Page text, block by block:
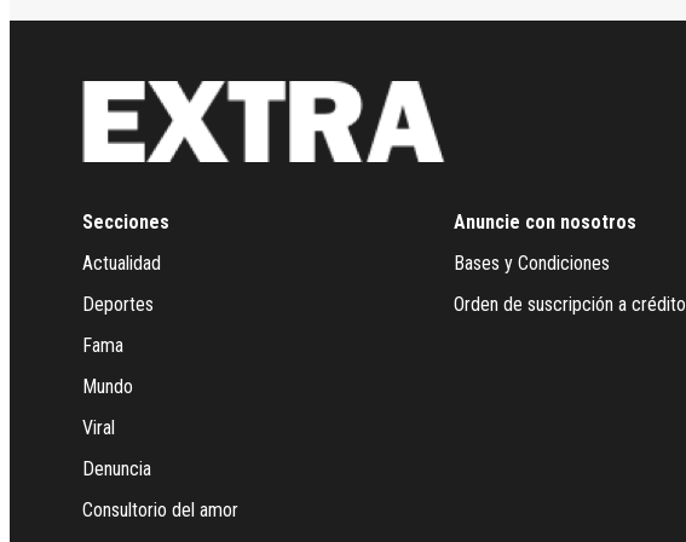
Secciones
Actualidad
Deportes
Fama
Mundo
Viral
Denuncia
Consultorio del amor
Anuncie con nosotros
Bases y Condiciones
Orden de suscripción a crédito